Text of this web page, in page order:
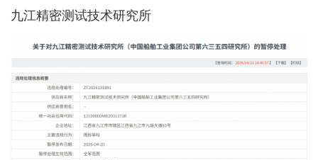
九江精密测试技术研究所